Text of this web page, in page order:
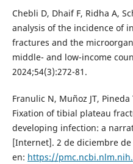
Chebli D, Dhaif F, Ridha A,
analysis of the incidence of
fractures and the
middle- and low-income
2024;54(3):272-81.
Franulic N, Muñoz JT,
Fixation of tibial plateau
developing infection: a
[Internet]. 2 de diciembre de
en: https://